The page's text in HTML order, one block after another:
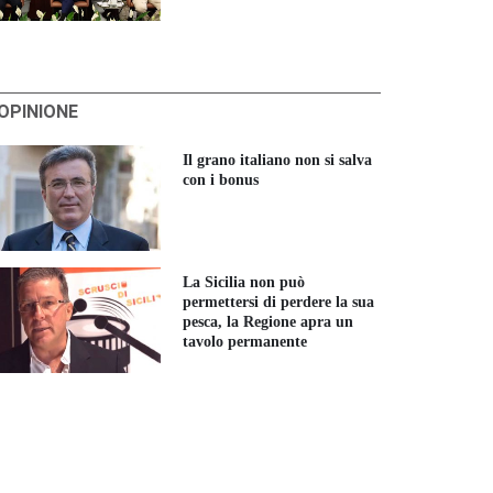
Il grano italiano non si salva
con i bonus
La Sicilia non può
permettersi di perdere la sua
pesca, la Regione apra un
tavolo permanente